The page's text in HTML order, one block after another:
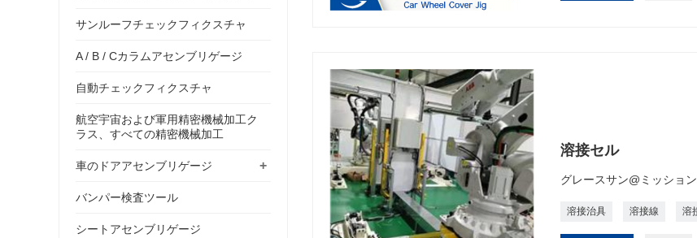
溶接セル
グレースサン@ミッショ
溶接治具 溶接線 溶
サンルーフチェックフィクスチャ
A / B / Cカラムアセンブリゲージ
自動チェックフィクスチャ
航空宇宙および軍用精密機械加工ク
ラス、すべての精密機械加工
+
車のドアアセンブリゲージ
バンパー検査ツール
シートアセンブリゲージ